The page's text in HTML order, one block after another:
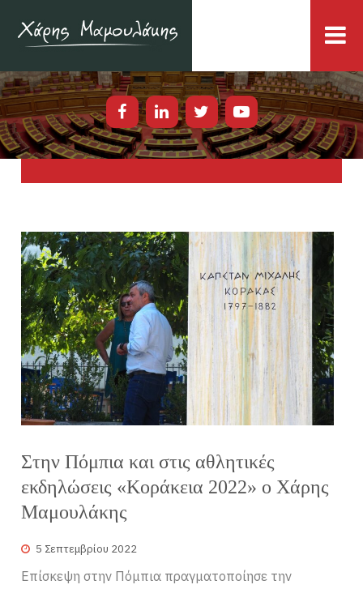
Στην Πόμπια και στις αθλητικές
εκδηλώσεις «Κοράκεια 2022» ο Χάρης
Μαμουλάκης
5 Σεπτεμβρίου 2022
Επίσκεψη στην Πόμπια πραγματοποίησε την